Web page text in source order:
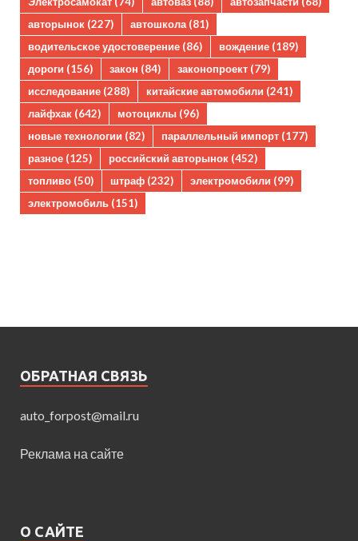
авторынок (227) автошкола(81)
водительское удостоверение (86) вождение (189)
дороги (156) закон (84) законопроект (79)
исследование (288) китайские автомобили (241)
лайфхак (642) мотоциклы (96)
новые технологии (82) параллельный импорт (177)
разное (125) российский авторынок (452)
топливо (50) штраф (232) электромобили (99)
электромобиль (151)
ОБРАТНАЯ СВЯЗЬ
auto_forpost@mail.ru
Реклама на сайте
О САЙТЕ